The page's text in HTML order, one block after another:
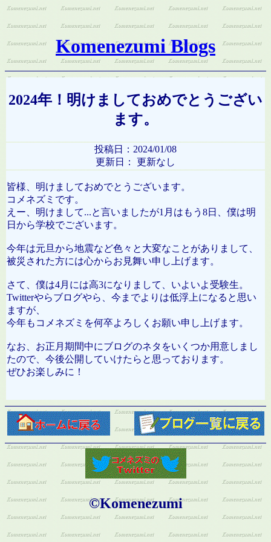
Komenezumi Blogs
2024年！明けましておめでとうござい
ます。
投稿日：2024/01/08
更新日： 更新なし
皆様、明けましておめでとうございます。
コメネズミです。
えー、明けまして...と言いましたが1月はもう8日、僕は明
日から学校でございます。
今年は元旦から地震など色々と大変なことがありまして、
被災された方には心からお見舞い申し上げます。
さて、僕は4月には高3になりまして、いよいよ受験生。
Twitterやらブログやら、今までよりは低浮上になると思い
ますが、
今年もコメネズミを何卒よろしくお願い申し上げます。
なお、お正月期間中にブログのネタをいくつか用意しまし
たので、今後公開していけたらと思っております。
ぜひお楽しみに！
©Komenezumi